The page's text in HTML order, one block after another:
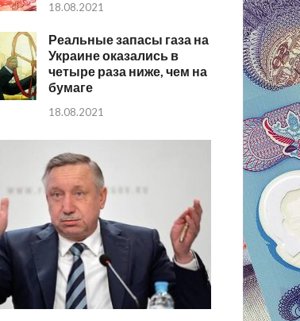
18.08.2021
Реальные запасы газа на
Украине оказались в
четыре раза ниже, чем на
бумаге
18.08.2021